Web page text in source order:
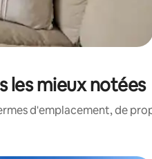
les mieux notées
d'emplacement, de